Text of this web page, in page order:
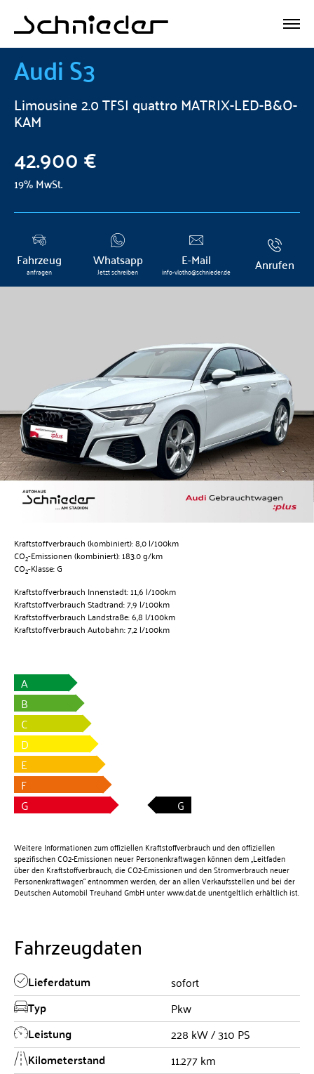
AudiS3
Limousine 2.0 TFSI quattro MATRIX-LED-B&O-
KAM
42.900 €
19% MwSt.
Fahrzeug
anfragen
Whatsapp
Jetzt schreiben
E-Mail
info-vlotho@schnieder.de Anrufen
Kraftstoffverbrauch (kombiniert):8,0 l/100km
CO2-Emissionen (kombiniert):183.0 g/km
CO2-Klasse:G
Kraftstoffverbrauch Innenstadt:11,6 l/100km
Kraftstoffverbrauch Stadtrand:7,9 l/100km
Kraftstoffverbrauch Landstraße:6,8 l/100km
Kraftstoffverbrauch Autobahn:7,2 l/100km
A
B
C
D
E
F
G
G
Weitere Informationen zum offiziellen Kraftstoffverbrauch und den offiziellen
spezifischen CO2-Emissionen neuer Personenkraftwagen können dem „Leitfaden
über den Kraftstoffverbrauch, die CO2-Emissionen und den Stromverbrauch neuer
Personenkraftwagen“ entnommen werden, der an allen Verkaufsstellen und bei der
Deutschen Automobil Treuhand GmbH unterwww.dat.deunentgeltlich erhältlich ist.
Fahrzeugdaten
Lieferdatum sofort
Typ Pkw
Leistung 228 kW / 310 PS
Kilometerstand 11.277 km